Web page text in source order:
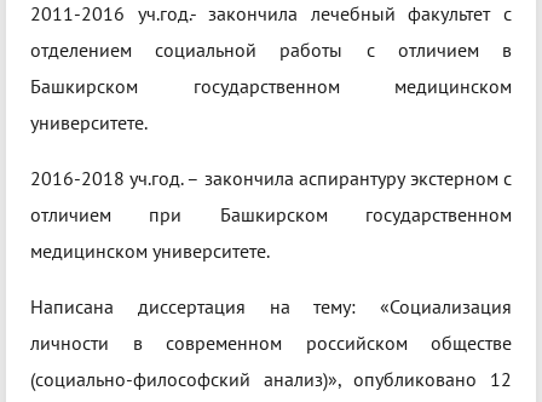
2011-2016 уч.год.- закончила лечебный факультет с
отделением социальной работы с отличием в
Башкирском государственном медицинском
университете.
2016-2018 уч.год. – закончила аспирантуру экстерном с
отличием при Башкирском государственном
медицинском университете.
Написана диссертация на тему: «Социализация
личности в современном российском обществе
(социально-философский анализ)», опубликовано 12